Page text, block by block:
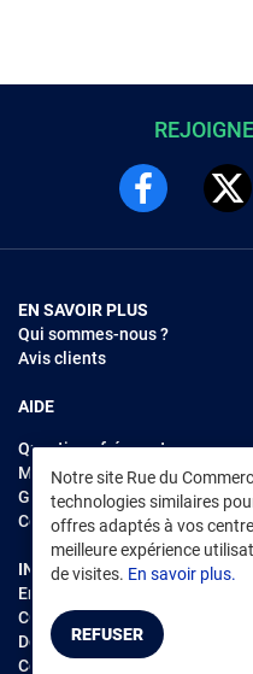
EN SAVOIR PLUS
Qui sommes-nous ?
Avis clients
AIDE
Questions fréquentes
Modes de règlements
Garantie et retours
Contacter Rue du Commerce
INFORMATIONS LÉGALES
Environnement
CGV /CGU Marketplace
Données personnelles
Cookies
Notre site Rue du
technologies similaires
offres adaptés à vos
meilleure expérience
de visites. En savoir plus.
REFUSER